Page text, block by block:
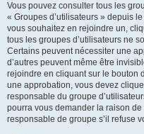
Vous pouvez consulter tous les
« Groupes d’utilisateurs » depuis
vous souhaitez en rejoindre un,
tous les groupes d’utilisateurs ne
Certains peuvent nécessiter une
d’autres peuvent même être
rejoindre en cliquant sur le bouton
une approbation, vous devez
responsable du groupe
pourra vous demander la raison
responsable de groupe s’il refuse